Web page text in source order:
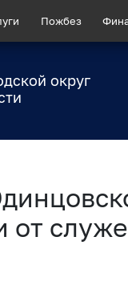
Пожбез
округ
от